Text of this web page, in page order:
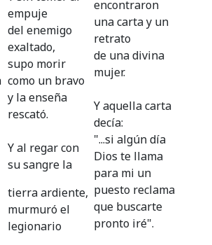
empuje
del enemigo
exaltado,
supo morir
como un bravo
y la enseña
rescató.
Y al regar con
su sangre la
tierra ardiente,
murmuró el
legionario
encontraron
una carta y un
retrato
de una divina
mujer.
Y aquella carta
decía:
"...si algún día
Dios te llama
para mi un
puesto reclama
que buscarte
pronto iré".